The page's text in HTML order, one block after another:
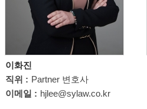
이화진
직위 : Partner 변호사
이메일 : hjlee@sylaw.co.kr